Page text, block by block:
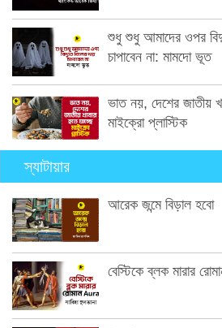
শুধু শুধু আমাদের ওপর
চাপাবেন না: মামদো ভূত
ভাত নয়, দেশের জাতীয়
মাইক্রো প্লাস্টিক
স্যাটায়ার
আরেক জন্মে বিড়াল হবো
বেস্টিকে ব্লক মারার